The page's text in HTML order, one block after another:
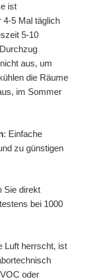
ist
4-5 Mal täglich
5-10
aus, um
die Räume
im Sommer
: Einfache
zu günstigen
Sie direkt
bei 1000
Luft herrscht, ist
oder